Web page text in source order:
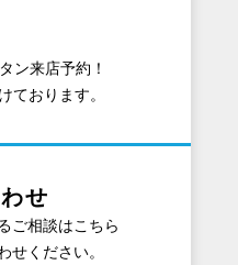
ン来店予約！
ております。
せ
ご相談はこちら
せください。